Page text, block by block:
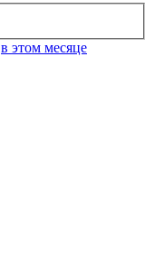
в этом месяце